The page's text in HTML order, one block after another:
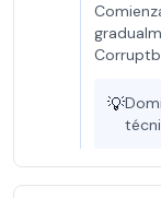
💡